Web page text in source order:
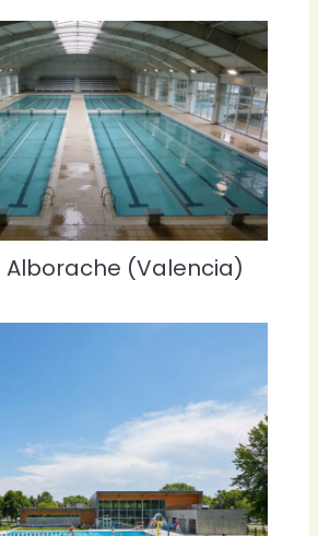
Alborache (Valencia)